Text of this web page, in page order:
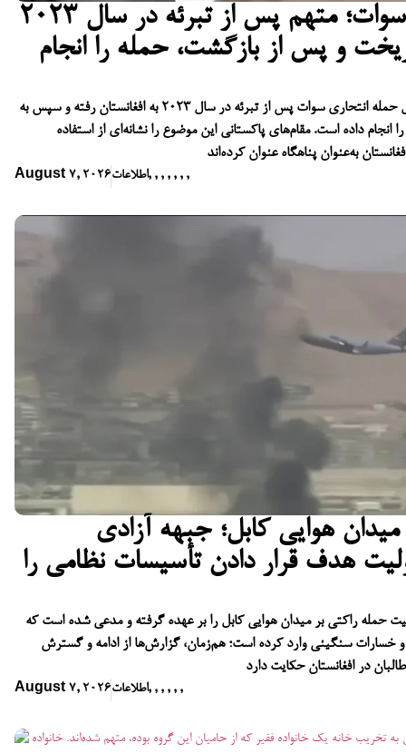
حمله انتحاری سوات؛ متهم پس از تبرئه در سال ۲۰۲۳
و پس از بازگشت، حمله را انجام
گزارش‌ها حاکی است که عامل حمله انتحاری سوات پس از تبرئه در سال ۲۰۲۳ به افغانستان رفته و سپس به
انجام داده است. مقام‌های پاکستانی این موضوع را نشانه‌ای از استفاده
به‌عنوان پناهگاه عنوان کرده‌اند
August 7, 2026اطلاعات, , , , , , ,
هوایی کابل؛ جبهه آزادی
هدف قرار دادن تأسیسات نظامی را
حمله راکتی بر میدان هوایی کابل را بر عهده گرفته و مدعی شده است که
و خسارات سنگینی وارد کرده است؛ هم‌زمان، گزارش‌ها از ادامه و گسترش
در افغانستان حکایت دارد
August 7, 2026اطلاعات, , , , , ,